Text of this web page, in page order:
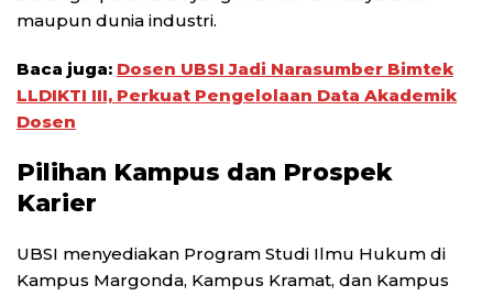
maupun dunia industri.
Baca juga: Dosen UBSI Jadi Narasumber Bimtek
LLDIKTI III, Perkuat Pengelolaan Data Akademik
Dosen
Pilihan Kampus dan Prospek
Karier
UBSI menyediakan Program Studi Ilmu Hukum di
Kampus Margonda, Kampus Kramat, dan Kampus